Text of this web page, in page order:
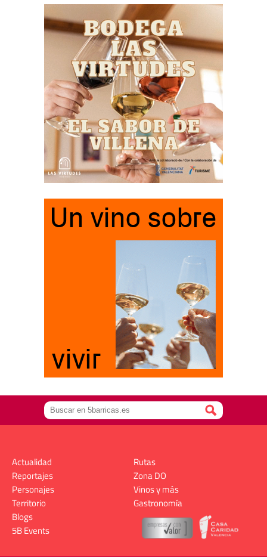
Actualidad
Reportajes
Personajes
Territorio
Rutas
Zona DO
Vinos y más
Gastronomía
Blogs
5B Events